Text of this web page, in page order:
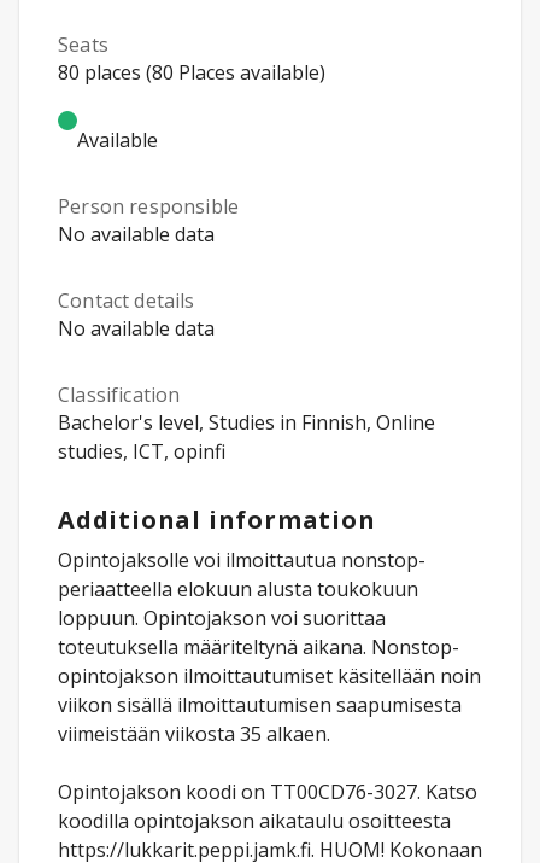
Seats
80 places (80 Places available)
Available
Person responsible
No available data
Contact details
No available data
Classification
Bachelor's level, Studies in Finnish, Online
studies, ICT, opinfi
Additional information
Opintojaksolle voi ilmoittautua nonstop-
periaatteella elokuun alusta toukokuun
loppuun. Opintojakson voi suorittaa
toteutuksella määriteltynä aikana. Nonstop-
opintojakson ilmoittautumiset käsitellään noin
viikon sisällä ilmoittautumisen saapumisesta
viimeistään viikosta 35 alkaen.
Opintojakson koodi on TT00CD76-3027. Katso
koodilla opintojakson aikataulu osoitteesta
https://lukkarit.peppi.jamk.fi. HUOM! Kokonaan